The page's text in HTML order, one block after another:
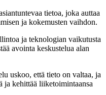
tietoa, joka auttaa
ja kokemusten vaihdon.
ja teknologian vaikutusta
avointa keskustelua alan
uskoo, että tieto on valtaa, ja
ja kehittää liiketoimintaansa